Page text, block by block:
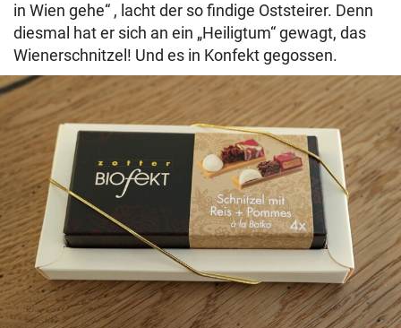
in Wien gehe“ , lacht der so findige Oststeirer. Denn
diesmal hat er sich an ein „Heiligtum“ gewagt, das
Wienerschnitzel! Und es in Konfekt gegossen.